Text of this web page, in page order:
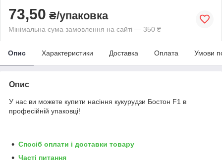
73,50 ₴/упаковка
Мінімальна сума замовлення на сайті — 350 ₴
Опис Характеристики Доставка Оплата Умови
Опис
У нас ви можете купити насіння кукурудзи Бостон F1 в
професійній упаковці!
Спосіб оплати і доставки товару
Часті питання